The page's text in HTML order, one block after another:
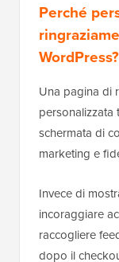
Perché
WordPress?
Una pagina di
personalizzata
schermata di
marketing e
Invece di
incoraggiare
raccogliere
dopo il